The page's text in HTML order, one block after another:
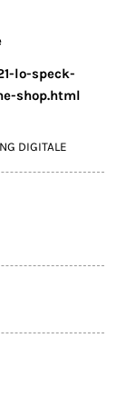
lo-speck-
shop.html
DIGITALE